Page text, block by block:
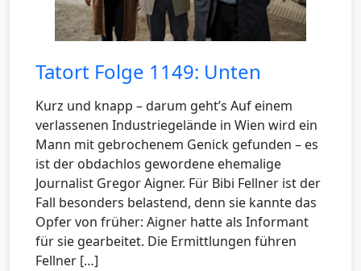
Tatort Folge 1149: Unten
Kurz und knapp – darum geht’s Auf einem
verlassenen Industriegelände in Wien wird ein
Mann mit gebrochenem Genick gefunden – es
ist der obdachlos gewordene ehemalige
Journalist Gregor Aigner. Für Bibi Fellner ist der
Fall besonders belastend, denn sie kannte das
Opfer von früher: Aigner hatte als Informant
für sie gearbeitet. Die Ermittlungen führen
Fellner […]